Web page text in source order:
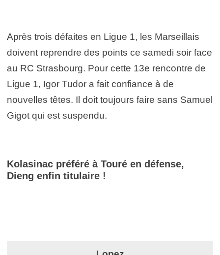
Après trois défaites en Ligue 1, les Marseillais
doivent reprendre des points ce samedi soir face
au RC Strasbourg. Pour cette 13e rencontre de
Ligue 1, Igor Tudor a fait confiance à de
nouvelles têtes. Il doit toujours faire sans Samuel
Gigot qui est suspendu.
Kolasinac préféré à Touré en défense,
Dieng enfin titulaire !